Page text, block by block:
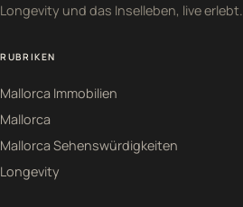
Longevity und das Inselleben, live erlebt.
RUBRIKEN
Mallorca Immobilien
Mallorca
Mallorca Sehenswürdigkeiten
Longevity